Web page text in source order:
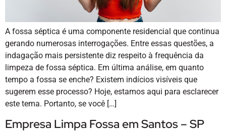
A fossa séptica é uma componente residencial que continua
gerando numerosas interrogações. Entre essas questões, a
indagação mais persistente diz respeito à frequência da
limpeza de fossa séptica. Em última análise, em quanto
tempo a fossa se enche? Existem indícios visíveis que
sugerem esse processo? Hoje, estamos aqui para esclarecer
este tema. Portanto, se você […]
Empresa Limpa Fossa em Santos – SP